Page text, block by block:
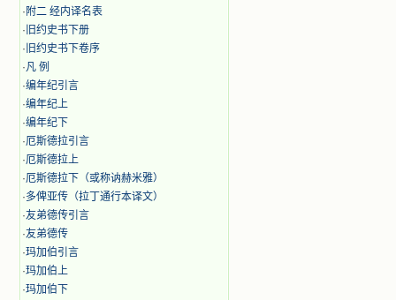
· 附二 经内译名表
· 旧约史书下册
· 旧约史书下卷序
·凡 例
·编年纪引言
·编年纪上
·编年纪下
·厄斯德拉引言
·厄斯德拉上
·厄斯德拉下（或称讷赫米雅）
·多俾亚传（拉丁通行本译文）
·友弟德传引言
·友弟德传
·玛加伯引言
·玛加伯上
·玛加伯下